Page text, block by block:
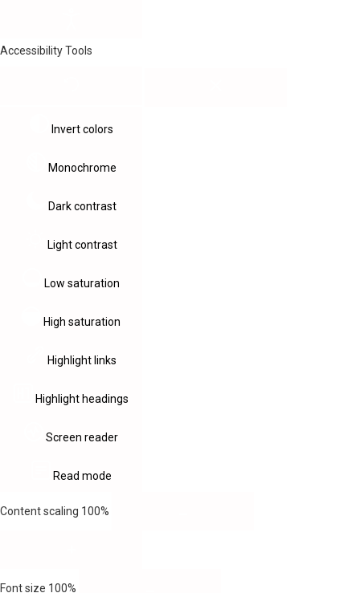
Accessibility Tools
Invert colors
Monochrome
Dark contrast
Light contrast
Low saturation
High saturation
Highlight links
Highlight headings
Screen reader
Read mode
Content scaling 100%
Font size 100%